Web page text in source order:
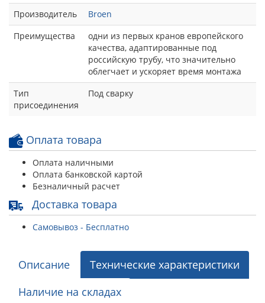
Производитель
Broen
Преимущества
одни из первых кранов европейского
качества, адаптированные под
российскую трубу, что значительно
облегчает и ускоряет время монтажа
Тип
присоединения
Под сварку
Оплата товара
Оплата наличными
Оплата банковской картой
Безналичный расчет
Доставка товара
Самовывоз - Бесплатно
Описание
Технические характеристики
Наличие на складах